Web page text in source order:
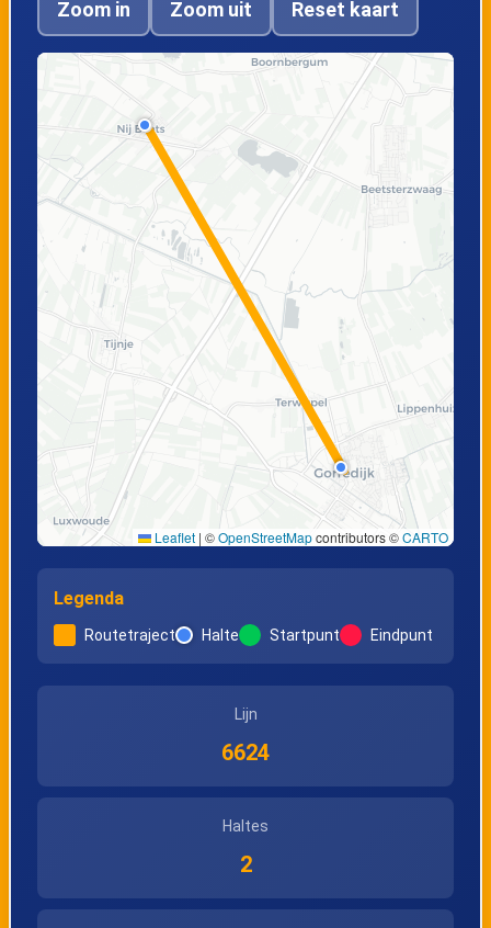
Zoom in Zoom uit Reset kaart
Leaflet | ©OpenStreetMapcontributors ©CARTO
Legenda
Routetraject Halte Startpunt Eindpunt
Lijn
6624
Haltes
2